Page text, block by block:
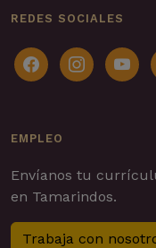
REDES SOCIALES
facebookinstagramyoutube
EMPLEO
Envíanos tu
en Tamarindos.
Trabaja con